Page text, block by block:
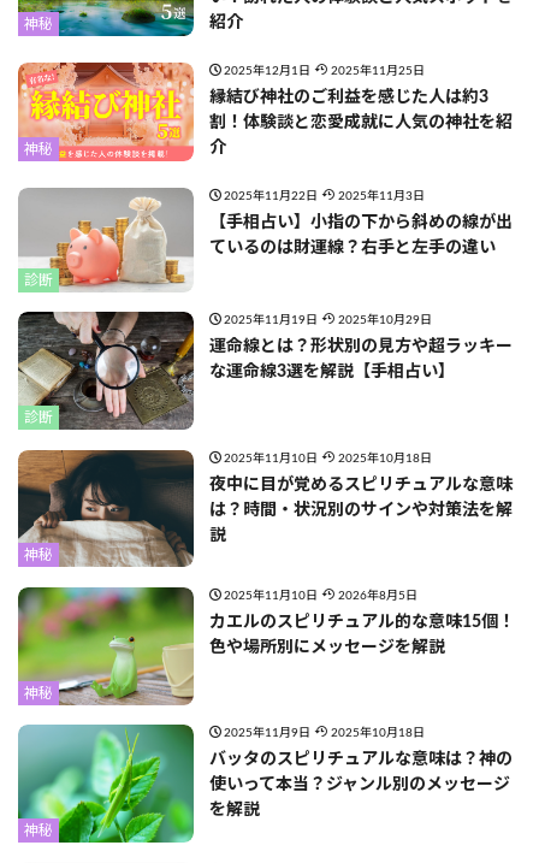
神秘
紹介
神秘
2025年12月1日 2025年11月25日
縁結び神社のご利益を感じた人は約3
割！体験談と恋愛成就に人気の神社を紹
介
診断
2025年11月22日 2025年11月3日
【手相占い】小指の下から斜めの線が出
ているのは財運線？右手と左手の違い
診断
2025年11月19日 2025年10月29日
運命線とは？形状別の見方や超ラッキー
な運命線3選を解説【手相占い】
神秘
2025年11月10日 2025年10月18日
夜中に目が覚めるスピリチュアルな意味
は？時間・状況別のサインや対策法を解
説
神秘
2025年11月10日 2026年8月5日
カエルのスピリチュアル的な意味15個！
色や場所別にメッセージを解説
神秘
2025年11月9日 2025年10月18日
バッタのスピリチュアルな意味は？神の
使いって本当？ジャンル別のメッセージ
を解説